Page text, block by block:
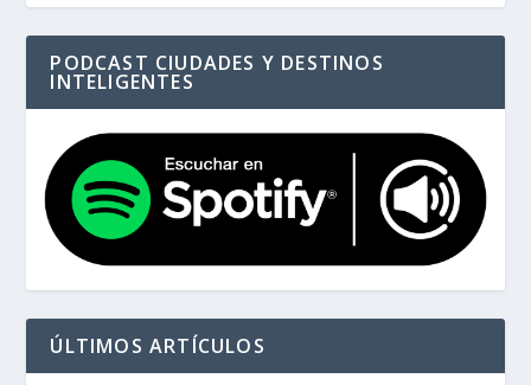
PODCAST CIUDADES Y DESTINOS
INTELIGENTES
ÚLTIMOS ARTÍCULOS